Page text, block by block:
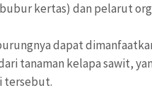
kertas) dan pelarut
dapat
tanaman kelapa sawit,
tersebut.